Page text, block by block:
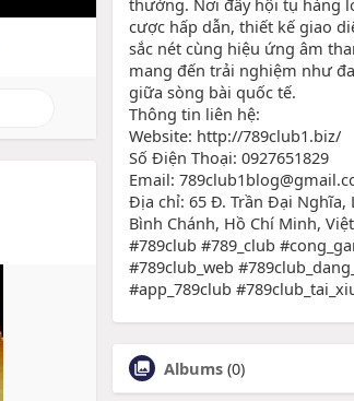
cược hấp dẫn, thiết kế giao
sắc nét cùng hiệu ứng âm
mang đến trải nghiệm như
giữa sòng bài quốc tế.
Thông tin liên hệ:
Website: http://789club1.biz/
Số Điện Thoại: 0927651829
Email:
Địa chỉ: 65 Đ. Trần Đại Nghĩa,
Bình Chánh, Hồ Chí Minh,
#789club #789_club
#789club_web
#app_789club
Albums (0)